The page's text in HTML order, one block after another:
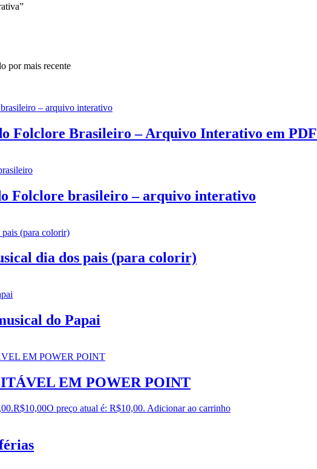
por mais recente
Folclore Brasileiro – Arquivo Interativo em PDF
Folclore brasileiro – arquivo interativo
dia dos pais (para colorir)
do Papai
EM POWER POINT
R$10,00O preço atual é: R$10,00. Adicionar ao carrinho